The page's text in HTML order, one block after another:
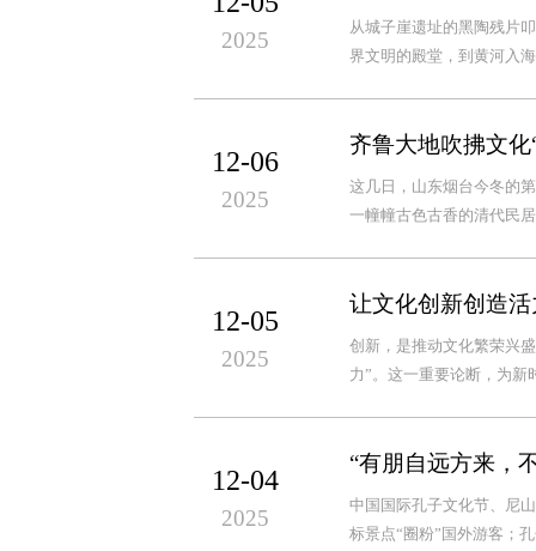
2025
从城子崖遗址的黑陶残片
界文明的殿堂，到黄河入
12-06
2025
齐鲁大地吹拂文化
这几日，山东烟台今冬的
一幢幢古色古香的清代民
12-05
2025
让文化创新创造
创新，是推动文化繁荣兴
力”。这一重要论断，为新
12-04
2025
“有朋自远方来，
中国国际孔子文化节、尼
标景点“圈粉”国外游客；